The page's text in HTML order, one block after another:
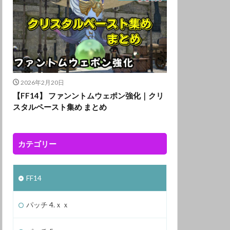
2026年2月20日
【FF14】 ファンントムウェポン強化｜クリ
スタルペースト集め まとめ
カテゴリー
FF14
パッチ 4.ｘｘ